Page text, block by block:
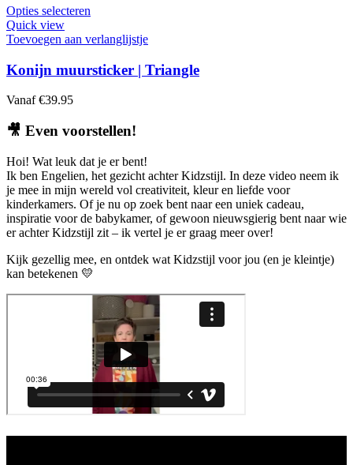
op
de
productpagina
Opties selecteren
heeft
variaties.
Deze
gekozen
worden
de
productpagina
Quick view
Toevoegen aan verlanglijstje
Konijn muursticker | Triangle
Vanaf €39.95
🎥 Even voorstellen!
Hoi! Wat leuk dat je er bent!
Ik ben Engelien, het gezicht achter Kidzstijl. In deze video neem ik
je mee in mijn wereld vol creativiteit, kleur en liefde voor
kinderkamers. Of je nu op zoek bent naar een uniek cadeau,
inspiratie voor de babykamer, of gewoon nieuwsgierig bent naar wie
er achter Kidzstijl zit – ik vertel je er graag meer over!
Kijk gezellig mee, en ontdek wat Kidzstijl voor jou (en je kleintje)
kan betekenen 💛